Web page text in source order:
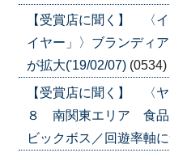
【受賞店に聞く】 〈
イヤー」〉ブランディ
が拡大('19/02/07) (0534)
【受賞店に聞く】 〈
８ 南関東エリア 食品
ビックボス／回遊率軸